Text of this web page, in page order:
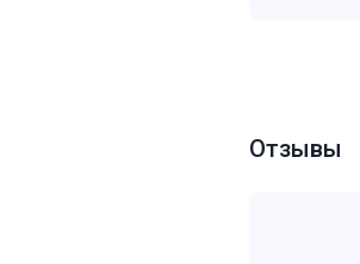
Отзывы